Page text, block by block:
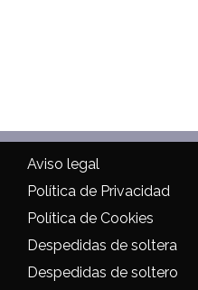
Aviso legal
Política de Privacidad
Política de Cookies
Despedidas de soltera
Despedidas de soltero